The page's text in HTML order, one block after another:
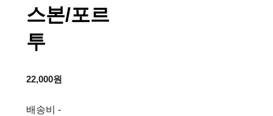
스본/포르
투
22,000원
배송비-